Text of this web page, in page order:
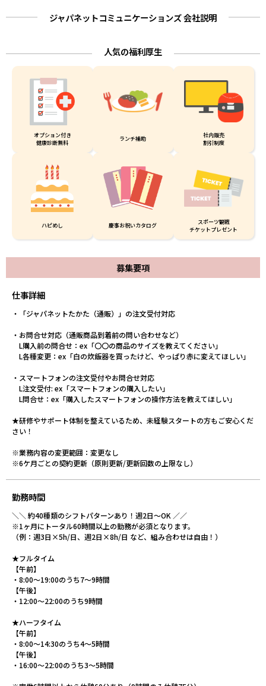
ジャパネットコミュニケーションズ 会社説明
人気の福利厚生
オプション付き
健康診断無料
ランチ補助
社内販売
割引制度
ハピめし 慶事お祝いカタログ
スポーツ観戦
チケットプレゼント
募集要項
仕事詳細
・「ジャパネットたかた（通販）」の注文受付対応
・お問合せ対応（通販商品到着前の問い合わせなど）
L購入前の問合せ：ex「〇〇の商品のサイズを教えてください」
L各種変更：ex「白の炊飯器を買ったけど、やっぱり赤に変えてほしい」
・スマートフォンの注文受付やお問合せ対応
L注文受付: ex「スマートフォンの購入したい」
L問合せ：ex「購入したスマートフォンの操作方法を教えてほしい」
★研修やサポート体制を整えているため、未経験スタートの方もご安心くだ
さい！
※業務内容の変更範囲：変更なし
※6ケ月ごとの契約更新（原則更新/更新回数の上限なし）
勤務時間
＼＼ 約40種類のシフトパターンあり！週2日〜OK ／／
※1ヶ月にトータル60時間以上の勤務が必須となります。
（例：週3日×5h/日、週2日×8h/日 など、組み合わせは自由！）
★フルタイム
【午前】
・8:00～19:00のうち7～9時間
【午後】
・12:00～22:00のうち9時間
★ハーフタイム
【午前】
・8:00～14:30のうち4～5時間
【午後】
・16:00～22:00のうち3～5時間